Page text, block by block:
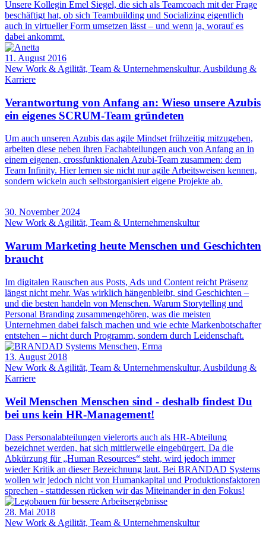
Unsere Kollegin Emel Siegel, die sich als Teamcoach mit der Frage
beschäftigt hat, ob sich Teambuilding und Socializing eigentlich
auch in virtueller Form umsetzen lässt – und wenn ja, worauf es
dabei ankommt.
11. August 2016
New Work & Agilität, Team & Unternehmenskultur, Ausbildung &
Karriere
Verantwortung von Anfang an: Wieso unsere Azubis
ein eigenes SCRUM-Team gründeten
Um auch unseren Azubis das agile Mindset frühzeitig mitzugeben,
arbeiten diese neben ihren Fachabteilungen auch von Anfang an in
einem eigenen, crossfunktionalen Azubi-Team zusammen: dem
Team Infinity. Hier lernen sie nicht nur agile Arbeitsweisen kennen,
sondern wickeln auch selbstorganisiert eigene Projekte ab.
30. November 2024
New Work & Agilität, Team & Unternehmenskultur
Warum Marketing heute Menschen und Geschichten
braucht
Im digitalen Rauschen aus Posts, Ads und Content reicht Präsenz
längst nicht mehr. Was wirklich hängenbleibt, sind Geschichten –
und die besten handeln von Menschen. Warum Storytelling und
Personal Branding zusammengehören, was die meisten
Unternehmen dabei falsch machen und wie echte Markenbotschafter
entstehen – nicht durch Programm, sondern durch Leidenschaft.
13. August 2018
New Work & Agilität, Team & Unternehmenskultur, Ausbildung &
Karriere
Weil Menschen Menschen sind - deshalb findest Du
bei uns kein HR-Management!
Dass Personalabteilungen vielerorts auch als HR-Abteilung
bezeichnet werden, hat sich mittlerweile eingebürgert. Da die
Abkürzung für „Human Resources“ steht, wird jedoch immer
wieder Kritik an dieser Bezeichnung laut. Bei BRANDAD Systems
wollen wir jedoch nicht von Humankapital und Produktionsfaktoren
sprechen - stattdessen rücken wir das Miteinander in den Fokus!
28. Mai 2018
New Work & Agilität, Team & Unternehmenskultur